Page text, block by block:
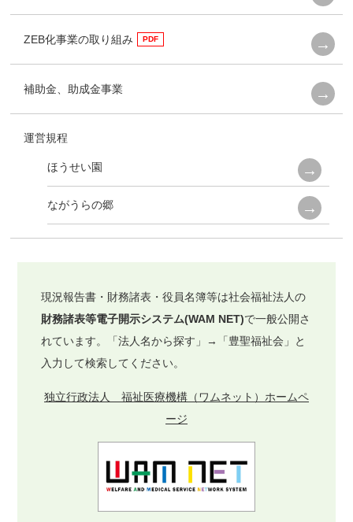
ZEB化事業の取り組み
補助金、助成金事業
運営規程
ほうせい園
ながうらの郷
現況報告書・財務諸表・役員名簿等は社会福祉法人の
財務諸表等電子開示システム(WAM NET)で一般公開さ
れています。「法人名から探す」→「豊聖福祉会」と
入力して検索してください。
独立行政法人 福祉医療機構（ワムネット）ホームペ
ージ